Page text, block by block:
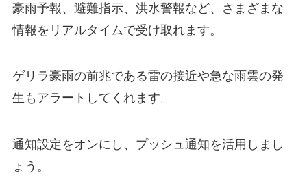
豪雨予報、避難指示、洪水警報など、さまざまな
情報をリアルタイムで受け取れます。
ゲリラ豪雨の前兆である雷の接近や急な雨雲の発
生もアラートしてくれます。
通知設定をオンにし、プッシュ通知を活用しまし
ょう。